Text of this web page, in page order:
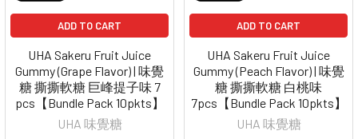
ADD TO CART
UHA Sakeru Fruit Juice
Gummy (Grape Flavor) | 味覺
糖 撕撕軟糖 巨峰提子味 7
pcs【Bundle Pack 10pkts】
UHA 味覺糖
ADD TO CART
UHA Sakeru Fruit Juice
Gummy (Peach Flavor) | 味覺
糖 撕撕軟糖 白桃味
7pcs【Bundle Pack 10pkts】
UHA 味覺糖